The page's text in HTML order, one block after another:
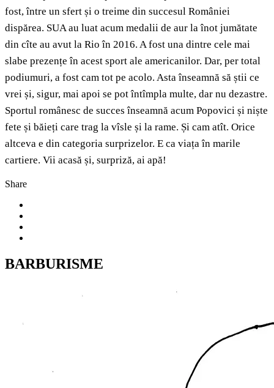
fost, între un sfert și o treime din succesul României
dispărea. SUA au luat acum medalii de aur la înot jumătate
din cîte au avut la Rio în 2016. A fost una dintre cele mai
slabe prezențe în acest sport ale americanilor. Dar, per total
podiumuri, a fost cam tot pe acolo. Asta înseamnă să știi ce
vrei și, sigur, mai apoi se pot întîmpla multe, dar nu dezastre.
Sportul românesc de succes înseamnă acum Popovici și niște
fete și băieți care trag la vîsle și la rame. Și cam atît. Orice
altceva e din categoria surprizelor. E ca viața în marile
cartiere. Vii acasă și, surpriză, ai apă!
Share
BARBURISME